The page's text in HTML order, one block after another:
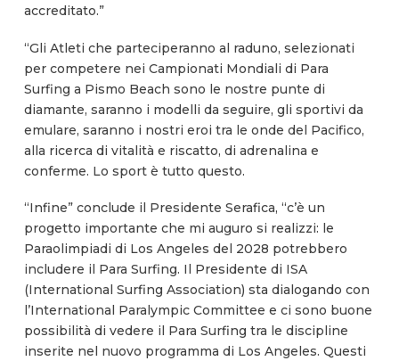
accreditato.”
“Gli Atleti che parteciperanno al raduno, selezionati
per competere nei Campionati Mondiali di Para
Surfing a Pismo Beach sono le nostre punte di
diamante, saranno i modelli da seguire, gli sportivi da
emulare, saranno i nostri eroi tra le onde del Pacifico,
alla ricerca di vitalità e riscatto, di adrenalina e
conferme. Lo sport è tutto questo.
“Infine” conclude il Presidente Serafica, “c’è un
progetto importante che mi auguro si realizzi: le
Paraolimpiadi di Los Angeles del 2028 potrebbero
includere il Para Surfing. Il Presidente di ISA
(International Surfing Association) sta dialogando con
l’International Paralympic Committee e ci sono buone
possibilità di vedere il Para Surfing tra le discipline
inserite nel nuovo programma di Los Angeles. Questi